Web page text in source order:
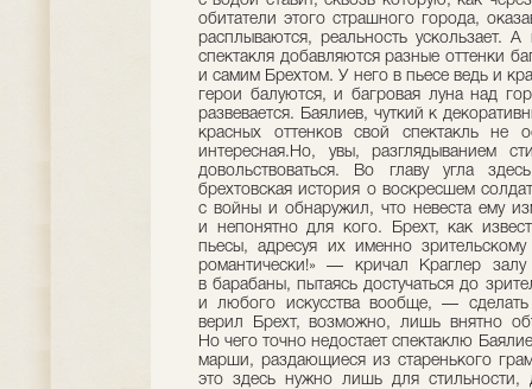
обитатели этого страшного города,
расплываются, реальность ускользает.
спектакля добавляются разные оттенки
и самим Брехтом. У него в пьесе ведь и
герои балуются, и багровая луна над
развевается. Баялиев, чуткий к
красных оттенков свой спектакль не
интересная.Но, увы, разглядыванием
довольствоваться. Во главу угла
брехтовская история о воскресшем
с войны и обнаружил, что невеста ему
и непонятно для кого. Брехт, как
пьесы, адресуя их именно
романтически!» — кричал Краглер
в барабаны, пытаясь достучаться до
и любого искусства вообще, — сделать
верил Брехт, возможно, лишь внятно
Но чего точно недостает спектаклю
марши, раздающиеся из старенького
это здесь нужно лишь для стильности,